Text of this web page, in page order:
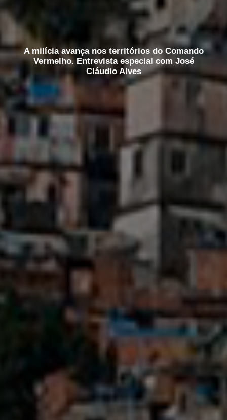
A milícia avança nos territórios do Comando
Vermelho. Entrevista especial com José
Cláudio Alves